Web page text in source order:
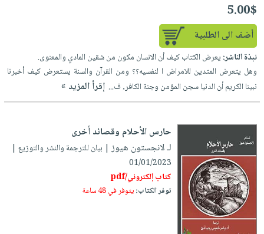
5.00$
أضف الى الطلبية
نبذة الناشر: يعرض الكتاب كيف أن الانسان مكون من شقين المادي والمعنوى.
وهل يتعرض المتدين للامراض ا لنفسيه؟؟ ومن القرآن والسنة يستعرض كيف أخبرنا
نبينا الكريم أن الدنيا سجن المؤمن وجنة الكافر, ف... إقرأ المزيد »
حارس الأحلام وقصائد أخرى
لـ لانجستون هيوز| بيان للترجمة والنشر والتوزيع |
01/01/2023
كتاب إلكتروني/pdf
توفر الكتاب:يتوفر في 48 ساعة